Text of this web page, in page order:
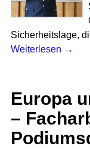
Sicherheitslage,
Weiterlesen →
Europa
–